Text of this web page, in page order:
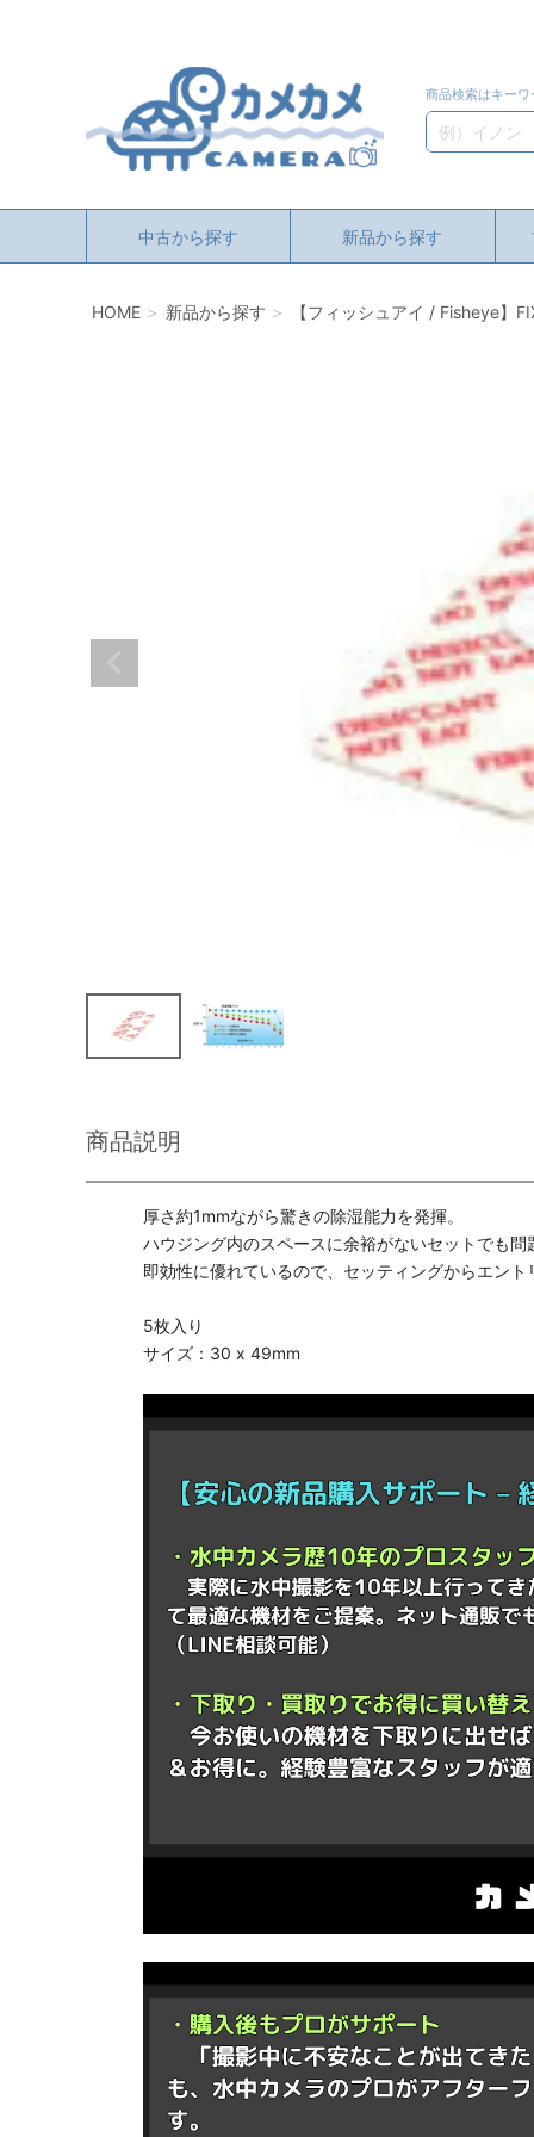
商品検索はキー
検索
中古から探す 新品から探す
HOME 新品から探す 【フィッシュアイ / Fisheye】
商品説明
厚さ約1mmながら驚きの除湿能力を発揮。
ハウジング内のスペースに余裕がないセットでも
即効性に優れているので、セッティングからエン
5枚入り
サイズ：30 x 49mm